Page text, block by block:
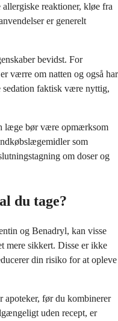
reaktioner, kløe fra
er generelt
bevidst. For
værre om natten og også har
sedation faktisk være nyttig,
læge bør være opmærksom
som
om doser og
du tage?
og Benadryl, kan visse
mere sikkert. Disse er ikke
din risiko for at opleve
apoteker, før du kombinerer
uden recept, er